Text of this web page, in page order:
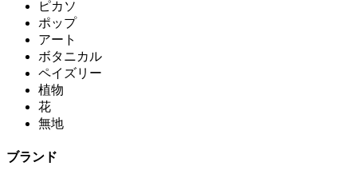
ピカソ
ポップ
アート
ボタニカル
ペイズリー
植物
花
無地
ブランド